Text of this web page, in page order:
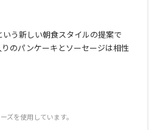
う新しい朝食スタイルの提案で
のパンケーキとソーセージは相性
ズを使用しています。